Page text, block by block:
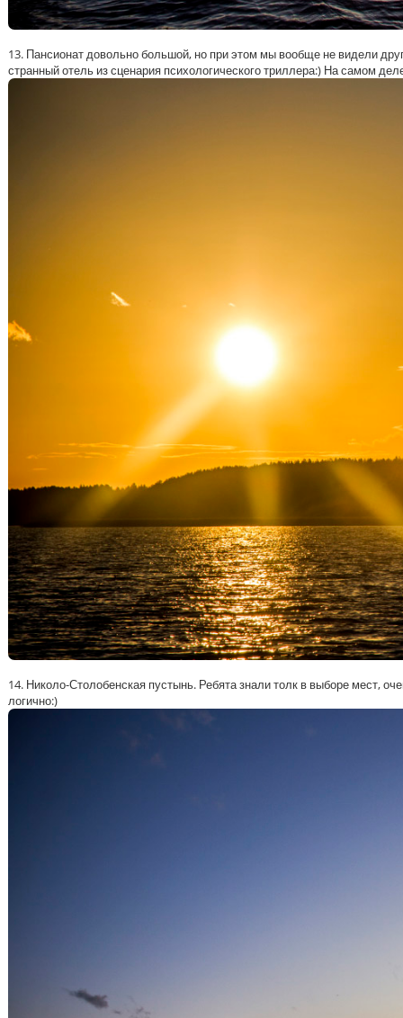
13. Пансионат довольно большой, но при этом мы вообще не видели
странный отель из сценария психологического триллера:) На самом
14. Николо-Столобенская пустынь. Ребята знали толк в выборе мест,
логично:)